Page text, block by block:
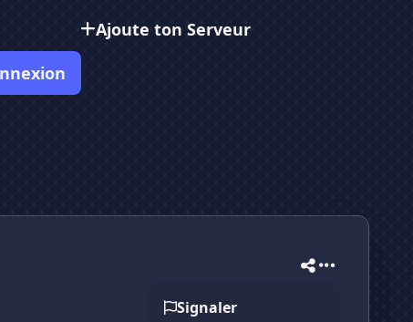
Ajoute ton Serveur
Signaler